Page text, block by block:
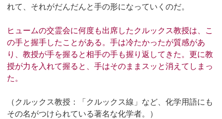
れて、それがだんだんと手の形になっていくのだ。
ヒュームの交霊会に何度も出席したクルックス教授は、こ
の手と握手したことがある。手は冷たかったが質感があ
り、教授が手を握ると相手の手も握り返してきた。更に教
授が力を入れて握ると、手はそのままスッと消えてしまっ
た。
（クルックス教授：「クルックス線」など、化学用語にも
その名がつけられている著名な化学者。）